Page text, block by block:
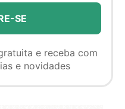
e receba com
e novidades